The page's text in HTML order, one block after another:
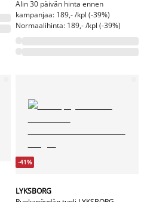
Alin 30 päivän hinta ennen
kampanjaa: 189,- /kpl (-39%)
Normaalihinta: 189,- /kpl (-39%)
-41%
LYKSBORG